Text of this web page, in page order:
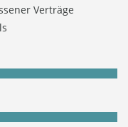
Verträge